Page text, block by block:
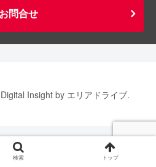
お問合せ
Insight by エリアドライブ.
検索 トップ